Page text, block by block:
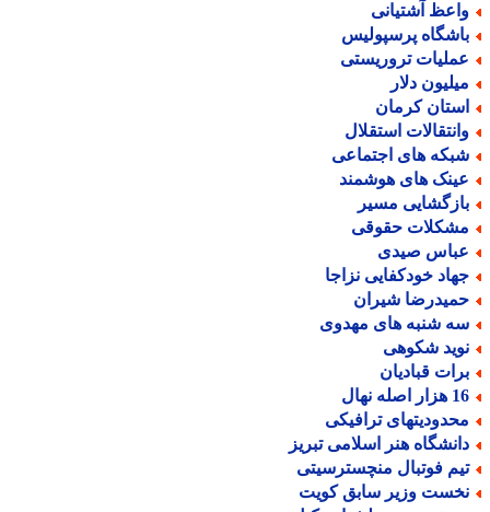
آشتیانی
پرسپولیس
تروریستی
دلار
کرمان
استقلال
های اجتماعی
های هوشمند
مسیر
حقوقی
صیدی
خودکفایی نزاجا
شیران
شنبه های مهدوی
شکوهی
قبادیان
نهال
ترافیکی
هنر اسلامی تبریز
فوتبال منچسترسیتی
وزیر سابق کویت